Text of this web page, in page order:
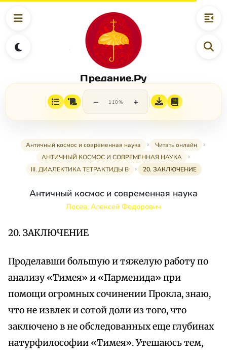
Предание.Ру
− 110% +
Античный космос и современная наука
Читать онлайн
АНТИЧНЫЙ КОСМОС И СОВРЕМЕННАЯ НАУКА
III. ДИАЛЕКТИКА ТЕТРАКТИДЫ В
20. ЗАКЛЮЧЕНИЕ
Античный космос и современная наука
Лосев, Алексей Федорович
20. ЗАКЛЮЧЕНИЕ
Проделавши большую и тяжелую работу по
анализу «Тимея» и «Парменида» при
помощи огромных сочинении Прокла, знаю,
что не извлек и сотой доли из того, что
заключено в не обследованных еще глубинах
натурфилософии «Тимея». Утешаюсь тем,